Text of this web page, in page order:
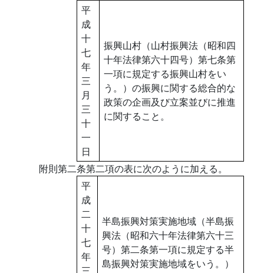
平
成
十
七
年
三
月
三
十
一
日
振興山村（山村振興法（昭和四
十年法律第六十四号）第七条第
一項に規定する振興山村をい
う。）の振興に関する総合的な
政策の企画及び立案並びに推進
に関すること。
附則第二条第二項の表に次のように加える。
平
成
二
十
七
年
半島振興対策実施地域（半島振
興法（昭和六十年法律第六十三
号）第二条第一項に規定する半
島振興対策実施地域をいう。）